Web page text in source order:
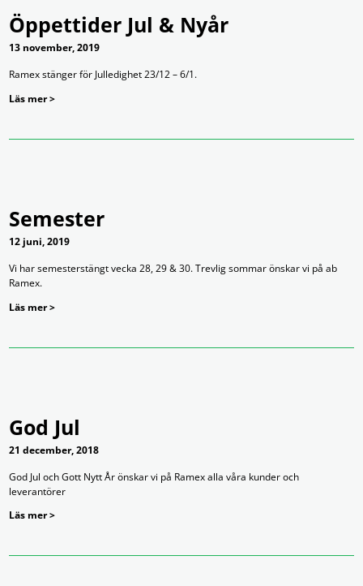
Öppettider Jul & Nyår
13 november, 2019
Ramex stänger för Julledighet 23/12 – 6/1.
Läs mer >
Semester
12 juni, 2019
Vi har semesterstängt vecka 28, 29 & 30. Trevlig sommar önskar vi på ab
Ramex.
Läs mer >
God Jul
21 december, 2018
God Jul och Gott Nytt År önskar vi på Ramex alla våra kunder och
leverantörer
Läs mer >